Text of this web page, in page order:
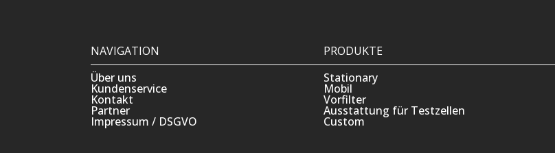
NAVIGATION
Über uns
Kundenservice
Kontakt
Partner
Impressum / DSGVO
PRODUKTE
Stationary
Mobil
Vorfilter
Ausstattung für Testzellen
Custom